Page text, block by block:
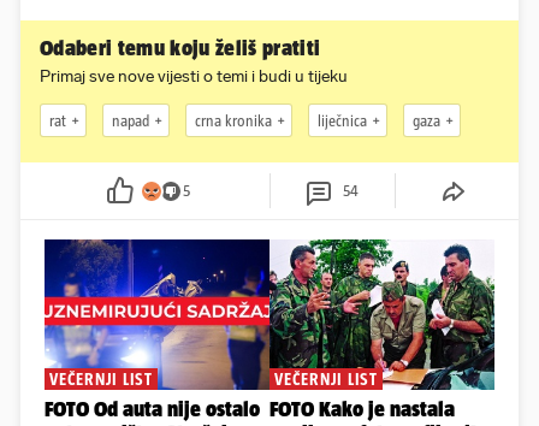
Odaberi temu koju želiš pratiti
Primaj sve nove vijesti o temi i budi u tijeku
rat napad crna kronika liječnica gaza
5 54